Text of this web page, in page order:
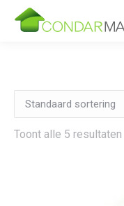
Toont alle 5 resultaten